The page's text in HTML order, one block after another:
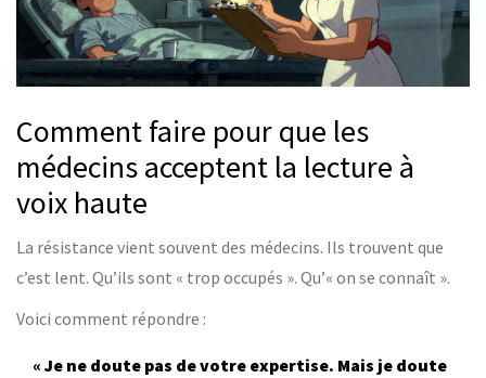
Comment faire pour que les
médecins acceptent la lecture à
voix haute
La résistance vient souvent des médecins. Ils trouvent que
c’est lent. Qu’ils sont « trop occupés ». Qu’« on se connaît ».
Voici comment répondre :
« Je ne doute pas de votre expertise. Mais je doute